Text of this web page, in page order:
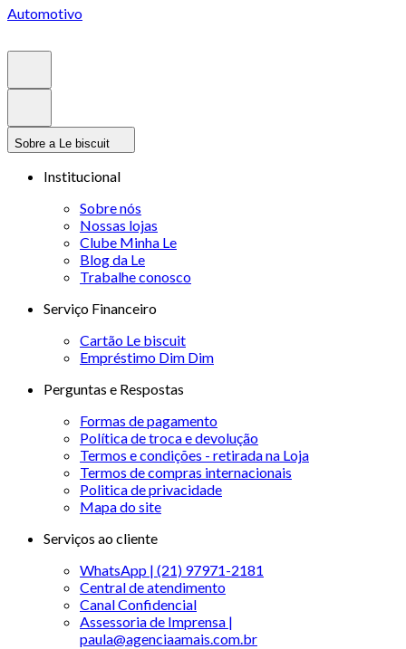
Automotivo
Sobre a Le biscuit
Institucional
Sobre nós
Nossas lojas
Clube Minha Le
Blog da Le
Trabalhe conosco
Serviço Financeiro
Cartão Le biscuit
Empréstimo Dim Dim
Perguntas e Respostas
Formas de pagamento
Política de troca e devolução
Termos e condições - retirada na Loja
Termos de compras internacionais
Politica de privacidade
Mapa do site
Serviços ao cliente
WhatsApp | (21) 97971-2181
Central de atendimento
Canal Confidencial
Assessoria de Imprensa |
paula@agenciaamais.com.br